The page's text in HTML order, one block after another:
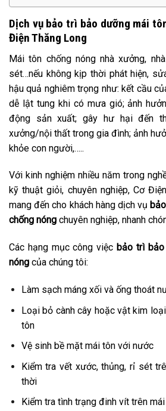
Dịch vụ bảo trì bảo dưỡng mái
Điện Thăng Long
Mái tôn chống nóng nhà xưởng,
sét…nếu không kịp thời phát hiện,
hậu quả nghiêm trọng như: kết cầu
dễ lật tung khi có mưa gió; ảnh
động sản xuất; gây hư hại đến
xưởng/nội thất trong gia đình; ảnh
khỏe con người,…..
Với kinh nghiệm nhiều năm trong
kỹ thuật giỏi, chuyên nghiệp, Cơ
mang đến cho khách hàng dịch vụ
chống nóng chuyên nghiệp, nhanh
Các hạng mục công việc bảo trì
nóng của chúng tôi:
Làm sạch máng xối và ống thoát
Loại bỏ cành cây hoặc vật kim
tôn
Vệ sinh bề mặt mái tôn với nước
Kiểm tra vết xước, thủng, rỉ sét
thời
Kiểm tra tình trạng đinh vít trên